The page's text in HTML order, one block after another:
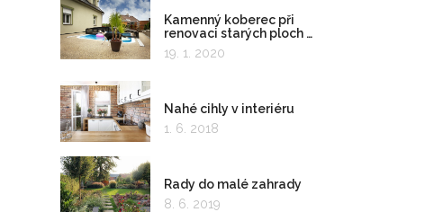
Kamenný koberec při
renovaci starých ploch a
kolem bazénu
19. 1. 2020
Nahé cihly v interiéru
1. 6. 2018
Rady do malé zahrady
8. 6. 2019